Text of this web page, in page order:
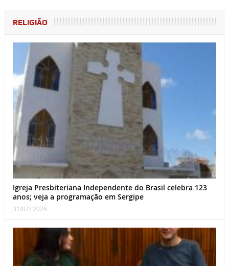
RELIGIÃO
Igreja Presbiteriana Independente do Brasil celebra 123
anos; veja a programação em Sergipe
31/07/ 2026